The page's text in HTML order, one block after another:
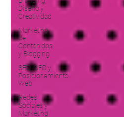
Diseño y
Creatividad
Marketing
de
Contenidos
y Blogging
SEO, GEO y
Posicionamiento
Web
Redes
Sociales y
Marketing